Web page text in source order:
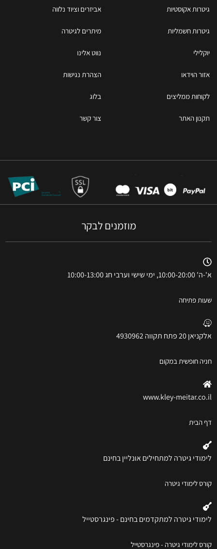
גיטרות אקוסטיות אביזרים וציוד נלווה
גיטרות חשמליות מיתרים לגיטרה
יוקלילי נווט אלינו
אזור הוידאו הצהרת נגישות
לקוחות ממליצים בלוג
תקנון האתר צור קשר
מוזמנים לבקר
א'-ה' 10:00-20:00, ימי שישי וערבי חג 10:00-13:00
שעות פתיחה
אלקניאן 20 פתח תקווה 4930962
חניה חופשית במקום
www.kley-meitar.co.il
דף הבית
לימודי גיטרה למתחילים אונליין בחינם
קורס לימודי גיטרה
לימודי גיטרה למתקדמים בחינם - פינגרסטייל
קורס לימודי גיטרה - פינגרסטייל